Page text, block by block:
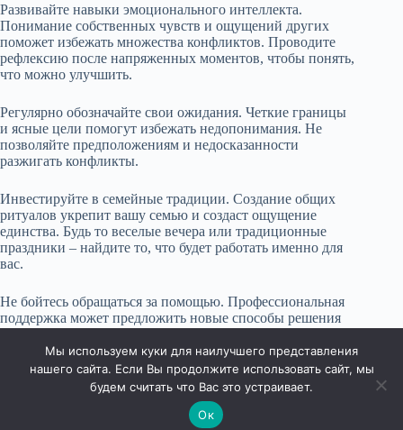
Развивайте навыки эмоционального интеллекта.
Понимание собственных чувств и ощущений других
поможет избежать множества конфликтов. Проводите
рефлексию после напряженных моментов, чтобы понять,
что можно улучшить.
Регулярно обозначайте свои ожидания. Четкие границы
и ясные цели помогут избежать недопонимания. Не
позволяйте предположениям и недосказанности
разжигать конфликты.
Инвестируйте в семейные традиции. Создание общих
ритуалов укрепит вашу семью и создаст ощущение
единства. Будь то веселые вечера или традиционные
праздники – найдите то, что будет работать именно для
вас.
Не бойтесь обращаться за помощью. Профессиональная
поддержка может предложить новые способы решения
книги по психологии.
Мы используем куки для наилучшего представления
нашего сайта. Если Вы продолжите использовать сайт, мы
будем считать что Вас это устраивает.
Ок